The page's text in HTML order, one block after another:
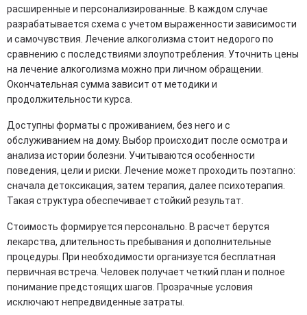
расширенные и персонализированные. В каждом случае
разрабатывается схема с учетом выраженности зависимости
и самочувствия. Лечение алкоголизма стоит недорого по
сравнению с последствиями злоупотребления. Уточнить цены
на лечение алкоголизма можно при личном обращении.
Окончательная сумма зависит от методики и
продолжительности курса.
Доступны форматы с проживанием, без него и с
обслуживанием на дому. Выбор происходит после осмотра и
анализа истории болезни. Учитываются особенности
поведения, цели и риски. Лечение может проходить поэтапно:
сначала детоксикация, затем терапия, далее психотерапия.
Такая структура обеспечивает стойкий результат.
Стоимость формируется персонально. В расчет берутся
лекарства, длительность пребывания и дополнительные
процедуры. При необходимости организуется бесплатная
первичная встреча. Человек получает четкий план и полное
понимание предстоящих шагов. Прозрачные условия
исключают непредвиденные затраты.